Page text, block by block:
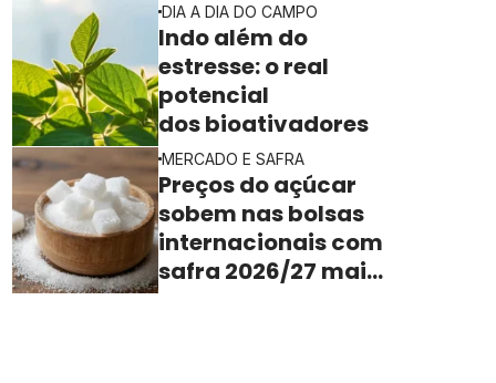
rentabilidade
DIA A DIA DO CAMPO
Indo além do
estresse: o real
potencial
dos bioativadores
MERCADO E SAFRA
Preços do açúcar
sobem nas bolsas
internacionais com
safra 2026/27 mais